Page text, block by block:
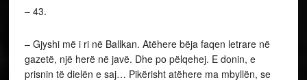
– 43.
– Gjyshi më i ri në Ballkan. Atëhere bëja faqen letrare në
gazetë, një herë në javë. Dhe po pëlqehej. E donin, e
prisnin të dielën e saj… Pikërisht atëhere ma mbyllën, se